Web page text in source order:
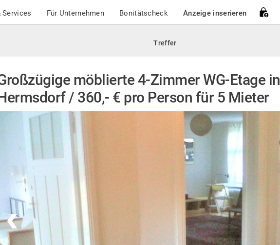
Services Für Unternehmen Bonitätscheck Anzeige inserieren
Treffer
möblierte 4-Zimmer WG-Etage in
/ 360,- € pro Person für 5 Mieter